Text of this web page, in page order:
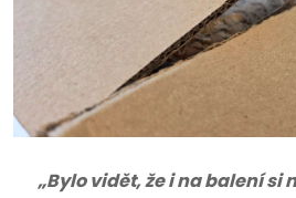
„Bylo vidět, že i na balení si